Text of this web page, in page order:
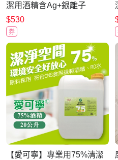
潔用酒精含Ag+銀離子
100ml(4入組)
$530
券
【愛可寧】專業用75%清潔